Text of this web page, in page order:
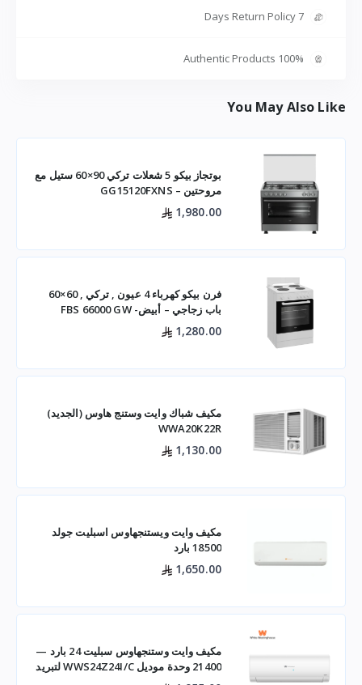
7 Days Return Policy
100% Authentic Products
You May Also Like
بوتجاز بيكو 5 شعلات تركي 90×60 ستيل مع
مروحتين – GG15120FXNS
1,980.00
فرن بيكو كهرباء 4 عيون , تركي , 60×60
باب زجاجي – أبيض- FBS 66000 GW
1,280.00
مكيف شباك وايت وستنج هاوس (الجديد)
WWA20K22R
1,130.00
مكيف وايت ويستنجهاوس اسبليت جولد
18500 بارد
1,650.00
مكيف وايت وستنجهاوس سبليت 24 بارد —
21400 وحدة موديل WWS24Z24I/C لتبريد
فعال للم